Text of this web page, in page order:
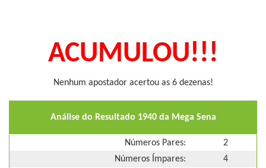
ACUMULOU!!!
Nenhum apostador acertou as 6 dezenas!
Análise do Resultado 1940 da Mega Sena
Números Pares:
2
Números Ímpares:
4